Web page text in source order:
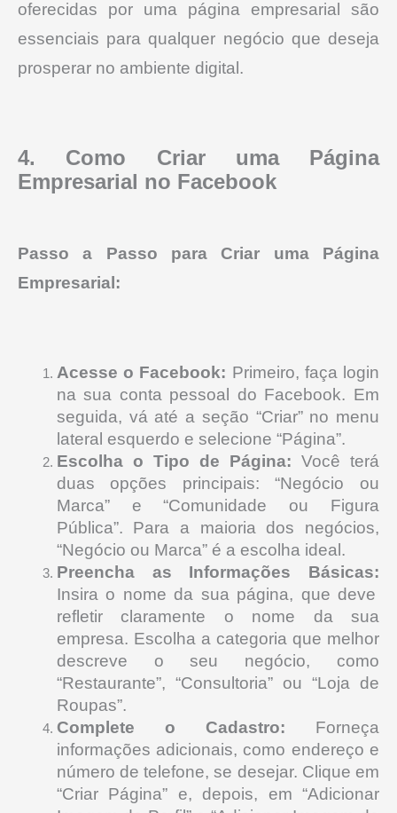
oferecidas por uma página empresarial são
essenciais para qualquer negócio que deseja
prosperar no ambiente digital.
4. Como Criar uma Página
Empresarial no Facebook
Passo a Passo para Criar uma Página
Empresarial:
Acesse o Facebook: Primeiro, faça login
na sua conta pessoal do Facebook. Em
seguida, vá até a seção “Criar” no menu
lateral esquerdo e selecione “Página”.
Escolha o Tipo de Página: Você terá
duas opções principais: “Negócio ou
Marca” e “Comunidade ou Figura
Pública”. Para a maioria dos negócios,
“Negócio ou Marca” é a escolha ideal.
Preencha as Informações Básicas:
Insira o nome da sua página, que deve
refletir claramente o nome da sua
empresa. Escolha a categoria que melhor
descreve o seu negócio, como
“Restaurante”, “Consultoria” ou “Loja de
Roupas”.
Complete o Cadastro: Forneça
informações adicionais, como endereço e
número de telefone, se desejar. Clique em
“Criar Página” e, depois, em “Adicionar